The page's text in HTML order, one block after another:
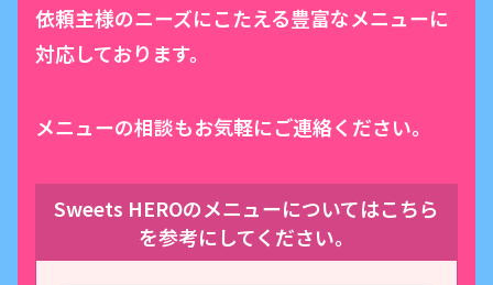
依頼主様のニーズにこたえる豊富なメニューに
対応しております。
メニューの相談もお気軽にご連絡ください。
Sweets HEROのメニューについてはこちら
を参考にしてください。